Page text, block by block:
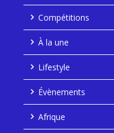
Compétitions
À la une
Lifestyle
Évènements
Afrique